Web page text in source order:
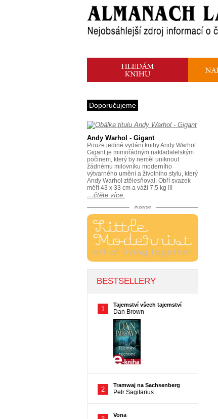
Doporučujeme
Andy Warhol - Gigant
Pouze jediné vydání knihy Andy Warhol:
Gigant je mimořádným nakladatelským
počinem, který by neměl uniknout
žádnému milovníku moderního
výtvarného umění a životního stylu, který
Andy Warhol ztělesňoval. Obří svazek
měří 43 x 33 cm a váží 7,5 kg !!!
…čtěte více.
inzerce